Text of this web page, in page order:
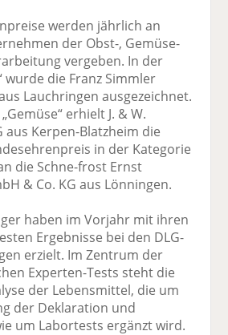
werden jährlich an
der Obst-, Gemüse-
vergeben. In der
wurde die Franz Simmler
Lauchringen ausgezeichnet.
erhielt J. & W.
aus Kerpen-Blatzheim die
in der Kategorie
die Schne-frost Ernst
& Co. KG aus Lönningen.
haben im Vorjahr mit ihren
Ergebnisse bei den DLG-
erzielt. Im Zentrum der
Experten-Tests steht die
der Lebensmittel, die um
der Deklaration und
um Labortests ergänzt wird.